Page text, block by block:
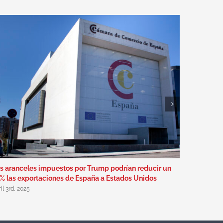
aranceles impuestos por Trump podrían reducir un
las exportaciones de España a Estados Unidos
3rd, 2025